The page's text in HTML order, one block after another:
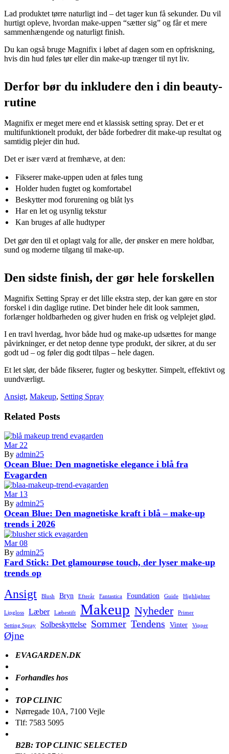
Lad produktet tørre naturligt ind – det tager kun få sekunder. Du vil
hurtigt opleve, hvordan make-uppen “sætter sig” og får et mere
sammenhængende og naturligt finish.
Du kan også bruge Magnifix i løbet af dagen som en opfriskning,
hvis din hud føles tør eller din make-up trænger til nyt liv.
Derfor bør du inkludere den i din beauty-
rutine
Magnifix er meget mere end et klassisk setting spray. Det er et
multifunktionelt produkt, der både forbedrer dit make-up resultat og
samtidig plejer din hud.
Det er især værd at fremhæve, at den:
Fikserer make-uppen uden at føles tung
Holder huden fugtet og komfortabel
Beskytter mod forurening og blåt lys
Har en let og usynlig tekstur
Kan bruges af alle hudtyper
Det gør den til et oplagt valg for alle, der ønsker en mere holdbar,
sund og moderne tilgang til make-up.
Den sidste finish, der gør hele forskellen
Magnifix Setting Spray er det lille ekstra step, der kan gøre en stor
forskel i din daglige rutine. Det binder hele dit look sammen,
forlænger holdbarheden og giver huden en frisk og velplejet glød.
I en travl hverdag, hvor både hud og make-up udsættes for mange
påvirkninger, er det netop denne type produkt, der sikrer, at du ser
godt ud – og føler dig godt tilpas – hele dagen.
Et let slør, der både fikserer, fugter og beskytter. Simpelt, effektivt og
uundværligt.
Ansigt, Makeup, Setting Spray
Related Posts
Mar 22
By admin25
Ocean Blue: Den magnetiske elegance i blå fra
Evagarden
Mar 13
By admin25
Ocean Blue: Den magnetiske kraft i blå – make-up
trends i 2026
Mar 08
By admin25
Fard Stick: Det glamourøse touch, der lyser make-up
trends op
Ansigt Blush Bryn Efterår Fantastica Foundation Guide Highlighter
Lipgloss Læber Læbestift Makeup Nyheder Primer
Setting Spray Solbeskyttelse Sommer Tendens Vinter Vipper
Øjne
EVAGARDEN.DK
Forhandles hos
TOP CLINIC
Nørregade 10A, 7100 Vejle
Tlf: 7583 5095
B2B: TOP CLINIC SELECTED